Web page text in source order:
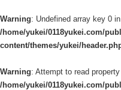
Warning: Undefined array key 0 in
/home/yukei/0118yukei.com/
content/themes/yukei/
Warning: Attempt to read
/home/yukei/0118yukei.com/